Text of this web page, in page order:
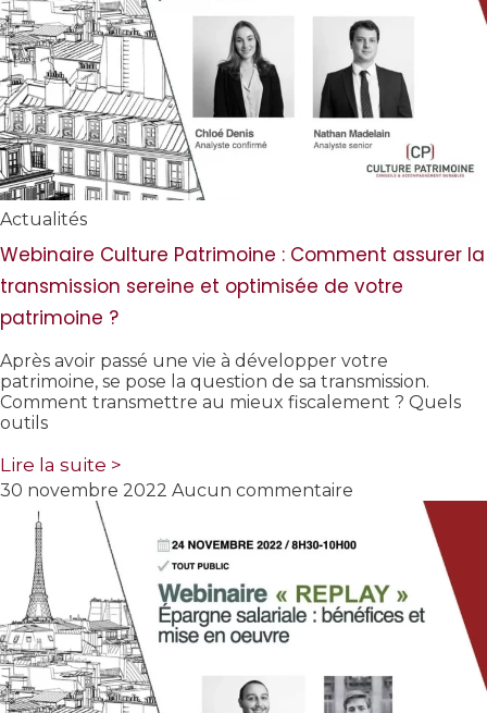
Actualités
Webinaire Culture Patrimoine : Comment assurer la
transmission sereine et optimisée de votre
patrimoine ?
Après avoir passé une vie à développer votre
patrimoine, se pose la question de sa transmission.
Comment transmettre au mieux fiscalement ? Quels
outils
Lire la suite >
30 novembre 2022 Aucun commentaire